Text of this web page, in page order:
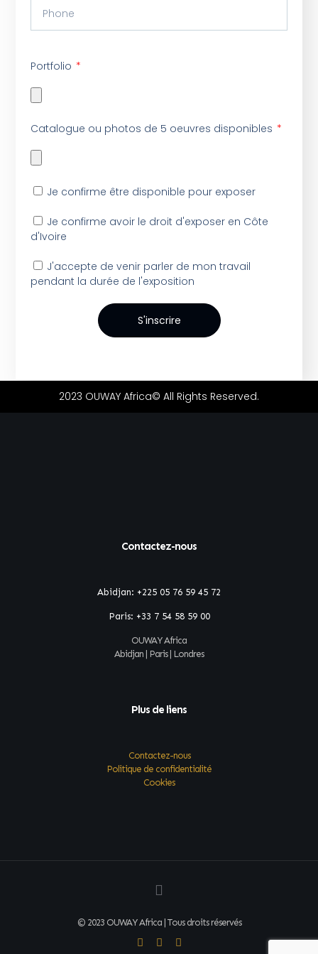
Portfolio
Catalogue ou photos de 5 oeuvres disponibles
Je confirme être disponible pour exposer
Je confirme avoir le droit d'exposer en Côte
d'Ivoire
J'accepte de venir parler de mon travail
pendant la durée de l'exposition
S'inscrire
2023 OUWAY Africa© All Rights Reserved.
Contactez-nous
Abidjan: +225 05 76 59 45 72
Paris: +33 7 54 58 59 00
OUWAY Africa
Abidjan | Paris | Londres
Plus de liens
Contactez-nous
Politique de confidentialité
Cookies
© 2023 OUWAY Africa | Tous droits réservés